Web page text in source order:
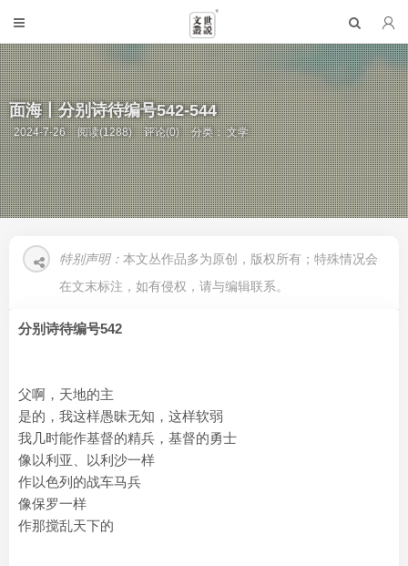
面海丨分别诗待编号542-544
2024-7-26 阅读(1288) 评论(0) 分类：文学
特别声明： 本文丛作品多为原创，版权所有；特殊情况会
在文末标注，如有侵权，请与编辑联系。
分别诗待编号542
父啊，天地的主
是的，我这样愚昧无知，这样软弱
我几时能作基督的精兵，基督的勇士
像以利亚、以利沙一样
作以色列的战车马兵
像保罗一样
作那搅乱天下的